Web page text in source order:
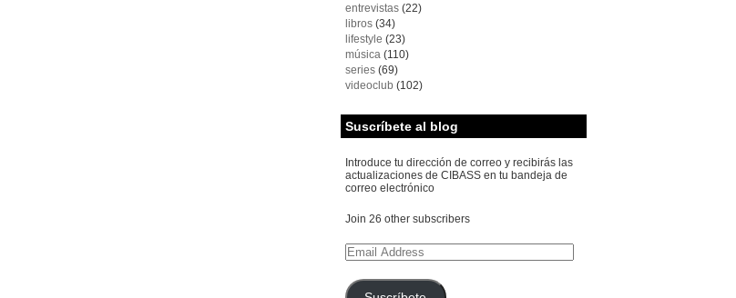
entrevistas(22)
libros(34)
lifestyle (23)
música(110)
series(69)
videoclub (102)
Suscríbete al blog
Introduce tu dirección de correo y recibirás las
actualizaciones de CIBASS en tu bandeja de
correo electrónico
Join 26 other subscribers
Email
Address